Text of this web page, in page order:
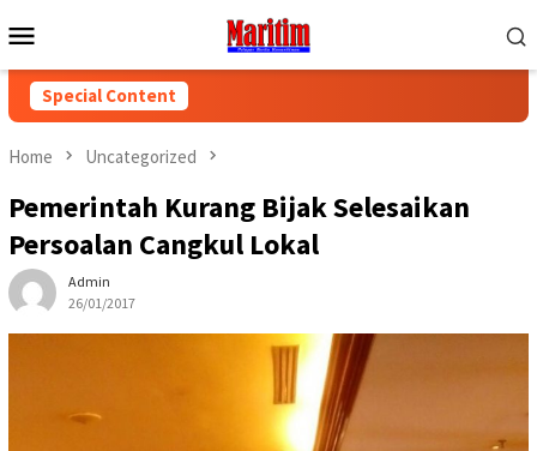
to
Menu
Special Content
Home Uncategorized
Pemerintah Kurang Bijak Selesaikan
Persoalan Cangkul Lokal
Admin
26/01/2017